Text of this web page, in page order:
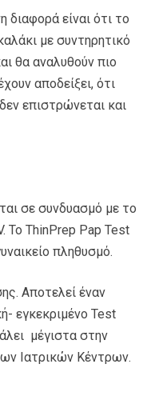
είναι ότι το
με συντηρητικό
θα αναλυθούν πιο
αποδείξει, ότι
επιστρώνεται και
σε συνδυασμό με το
Το ThinPrep Pap Test
πληθυσμό.
Αποτελεί έναν
εγκεκριμένο Test
μέγιστα στην
Ιατρικών Κέντρων.